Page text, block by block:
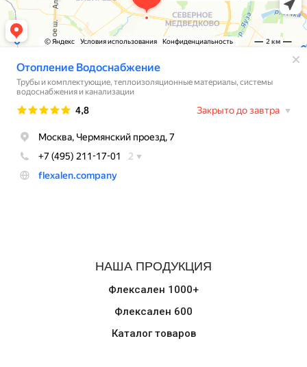
НАША ПРОДУКЦИЯ
Флексален 1000+
Флексален 600
Каталог товаров